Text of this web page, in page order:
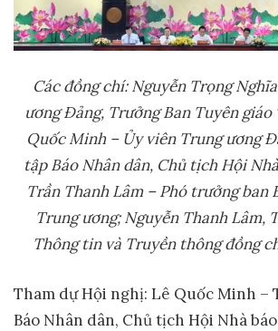
Các đồng chí: Nguyễn Trọng
ương Đảng, Trưởng Ban Tuyên giáo
Quốc Minh – Ủy viên Trung ương
tập Báo Nhân dân, Chủ tịch Hội
Trần Thanh Lâm – Phó trưởng ban
Trung ương; Nguyễn Thanh Lâm,
Thông tin và Truyền thông đồng
Tham dự Hội nghị: Lê Quốc Minh –
Báo Nhân dân, Chủ tịch Hội Nhà